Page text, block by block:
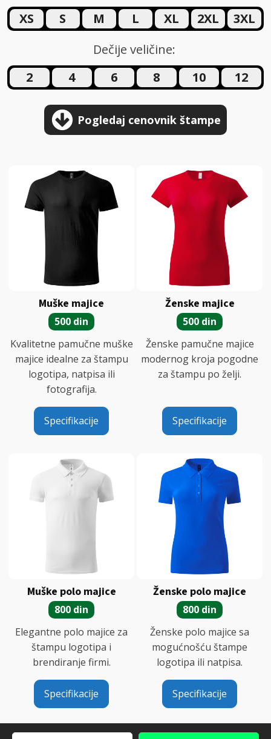
XS
S M L XL 2XL
3XL
Dečije veličine:
2
4 6 8 10 12
Pogledaj cenovnik štampe
Muške majice
500 din
Kvalitetne pamučne muške
majice idealne za štampu
logotipa, natpisa ili
fotografija.
Specifikacije
Ženske majice
500 din
Ženske pamučne majice
modernog kroja pogodne
za štampu po želji.
Specifikacije
Muške polo majice
800 din
Elegantne polo majice za
štampu logotipa i
brendiranje firmi.
Specifikacije
Ženske polo majice
800 din
Ženske polo majice sa
mogućnošću štampe
logotipa ili natpisa.
Specifikacije